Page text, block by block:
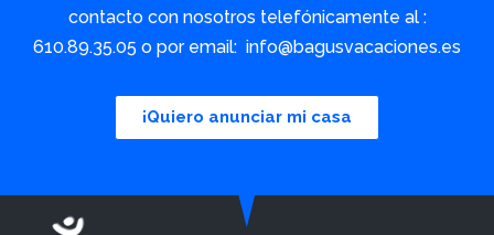
contacto con nosotros telefónicamente al :
610.89.35.05 o por email: info@bagusvacaciones.es
¡Quiero anunciar mi casa